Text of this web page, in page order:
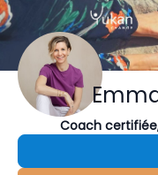
Coach